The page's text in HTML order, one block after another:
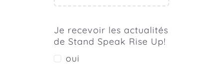
Je recevoir les actualités
de Stand Speak Rise Up!
oui